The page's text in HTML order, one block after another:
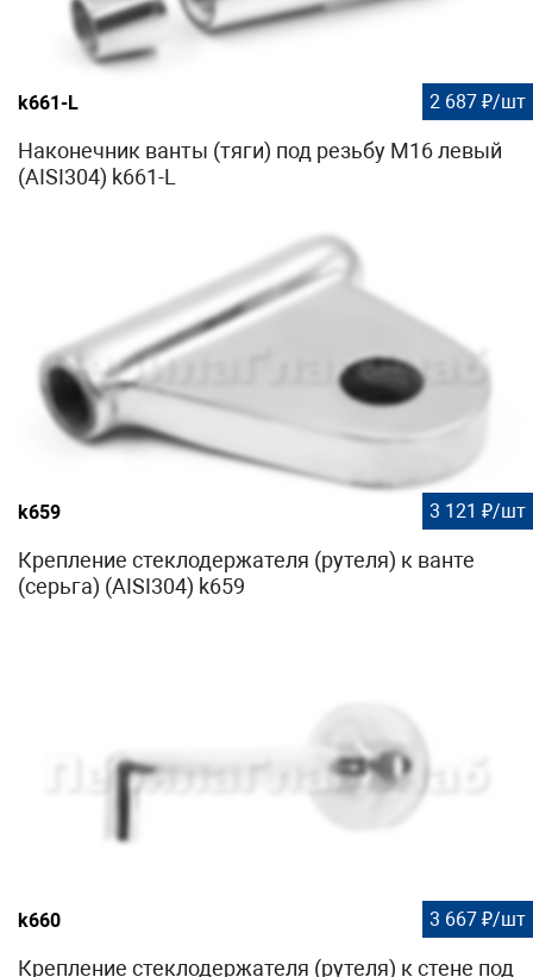
k661-L 2 687 ₽/шт
Наконечник ванты (тяги) под резьбу М16 левый
(AISI304) k661-L
k659 3 121 ₽/шт
Крепление стеклодержателя (рутеля) к ванте
(серьга) (AISI304) k659
k660 3 667 ₽/шт
Крепление стеклодержателя (рутеля) к стене под